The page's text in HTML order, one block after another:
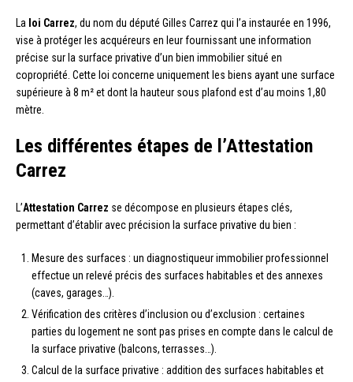
La loi Carrez, du nom du député Gilles Carrez qui l’a instaurée en 1996,
vise à protéger les acquéreurs en leur fournissant une information
précise sur la surface privative d’un bien immobilier situé en
copropriété. Cette loi concerne uniquement les biens ayant une surface
supérieure à 8 m² et dont la hauteur sous plafond est d’au moins 1,80
mètre.
Les différentes étapes de l’Attestation
Carrez
L’Attestation Carrez se décompose en plusieurs étapes clés,
permettant d’établir avec précision la surface privative du bien :
Mesure des surfaces : un diagnostiqueur immobilier professionnel
effectue un relevé précis des surfaces habitables et des annexes
(caves, garages…).
Vérification des critères d’inclusion ou d’exclusion : certaines
parties du logement ne sont pas prises en compte dans le calcul de
la surface privative (balcons, terrasses…).
Calcul de la surface privative : addition des surfaces habitables et